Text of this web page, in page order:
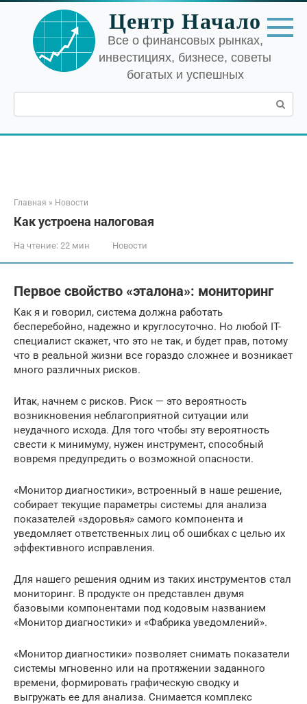
Перейти
контенту
Центр Начало
Все о финансовых рынках,
инвестициях, бизнесе, советы
богатых и успешных
Поиск:
Главная » Новости
Как устроена налоговая
На чтение: 22 мин Новости
Первое свойство «эталона»: мониторинг
Как я и говорил, система должна работать
бесперебойно, надежно и круглосуточно. Но любой IT-
специалист скажет, что это не так, и будет прав, потому
что в реальной жизни все гораздо сложнее и возникает
много различных рисков.
Итак, начнем с рисков. Риск — это вероятность
возникновения неблагоприятной ситуации или
неудачного исхода. Для того чтобы эту вероятность
свести к минимуму, нужен инструмент, способный
вовремя преду­предить о возможной опасности.
«Монитор диагностики», встроенный в наше решение,
собирает текущие параметры системы для анализа
показателей «здоровья» самого компонента и
уведомляет ответственных лиц об ошибках с целью их
эффективного исправления.
Для нашего решения одним из таких инструментов стал
мониторинг. В продукте он представлен двумя
базовыми компонентами под кодовым названием
«Монитор диагностики» и «Фабрика уведомлений».
«Монитор диагностики» позволяет снимать показатели
системы мгновенно или на протяжении заданного
времени, формировать графическую сводку и
выгружать ее для анализа. Снимается комплекс